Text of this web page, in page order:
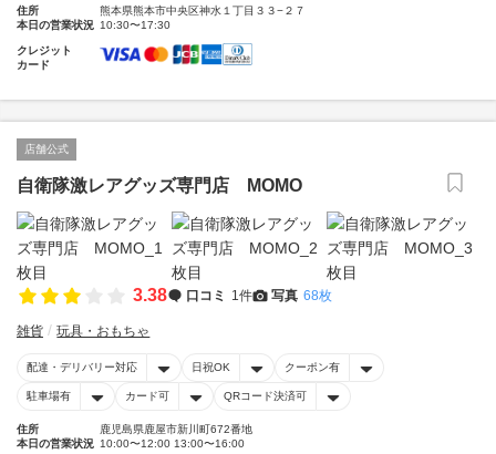
住所
熊本県熊本市中央区神水１丁目３３−２７
本日の営業状況 10:30〜17:30
クレジット
カード
店舗公式
自衛隊激レアグッズ専門店 MOMO
3.38 口コミ 1件 写真 68枚
雑貨 玩具・おもちゃ
配達・デリバリー対応 日祝OK クーポン有
駐車場有 カード可 QRコード決済可
住所
鹿児島県鹿屋市新川町672番地
本日の営業状況 10:00〜12:00 13:00〜16:00